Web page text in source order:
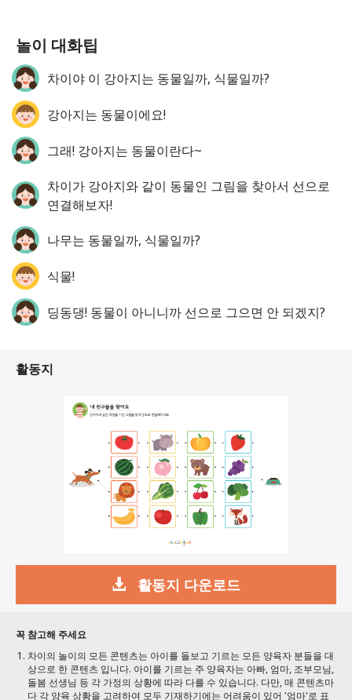
놀이 대화팁
차이야 이 강아지는 동물일까, 식물일까?
강아지는 동물이에요!
그래! 강아지는 동물이란다~
차이가 강아지와 같이 동물인 그림을 찾아서 선으로
연결해보자!
나무는 동물일까, 식물일까?
식물!
딩동댕! 동물이 아니니까 선으로 그으면 안 되겠지?
활동지
활동지 다운로드
꼭 참고해 주세요
차이의 놀이의 모든 콘텐츠는 아이를 돌보고 기르는 모든 양육자 분들을 대
상으로 한 콘텐츠 입니다. 아이를 기르는 주 양육자는 아빠, 엄마, 조부모님,
돌봄 선생님 등 각 가정의 상황에 따라 다를 수 있습니다. 다만, 매 콘텐츠마
다 각 양육 상황을 고려하여 모두 기재하기에는 어려움이 있어 '엄마'로 표